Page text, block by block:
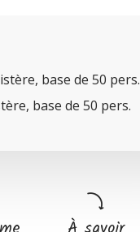
base de 50 pers.
base de 50 pers.